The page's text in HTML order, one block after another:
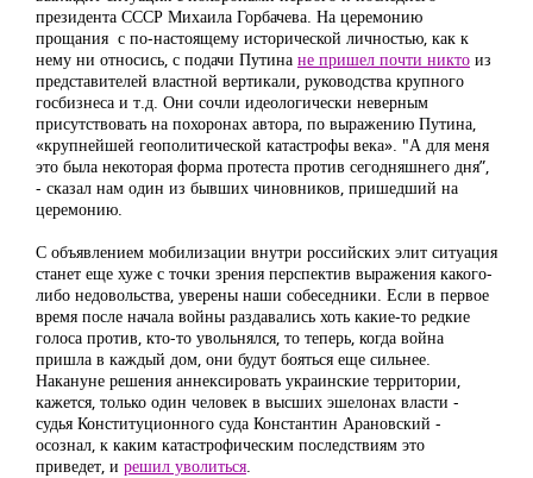
президента СССР Михаила Горбачева. На церемонию
прощания с по-настоящему исторической личностью, как к
нему ни относись, с подачи Путина не пришел почти никто из
представителей властной вертикали, руководства крупного
госбизнеса и т.д. Они сочли идеологически неверным
присутствовать на похоронах автора, по выражению Путина,
«крупнейшей геополитической катастрофы века». "А для меня
это была некоторая форма протеста против сегодняшнего дня”,
- сказал нам один из бывших чиновников, пришедший на
церемонию.
С объявлением мобилизации внутри российских элит ситуация
станет еще хуже с точки зрения перспектив выражения какого-
либо недовольства, уверены наши собеседники. Если в первое
время после начала войны раздавались хоть какие-то редкие
голоса против, кто-то увольнялся, то теперь, когда война
пришла в каждый дом, они будут бояться еще сильнее.
Накануне решения аннексировать украинские территории,
кажется, только один человек в высших эшелонах власти -
судья Конституционного суда Константин Арановский -
осознал, к каким катастрофическим последствиям это
приведет, и решил уволиться.